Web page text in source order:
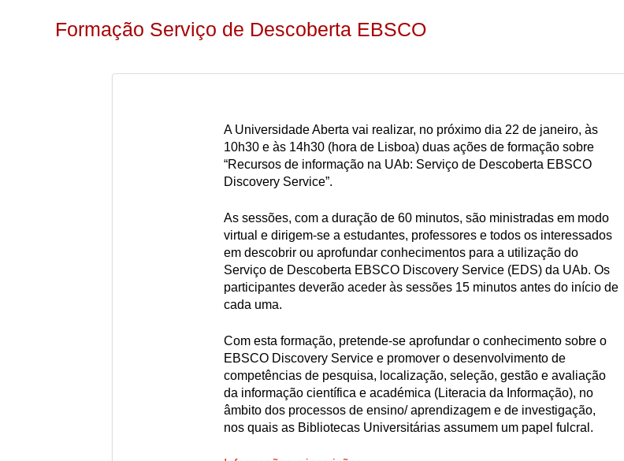
Formação Serviço de Descoberta EBSCO
A Universidade Aberta vai realizar, no próximo dia 22 de janeiro, às
10h30 e às 14h30 (hora de Lisboa) duas ações de formação sobre
“Recursos de informação na UAb: Serviço de Descoberta EBSCO
Discovery Service”.
As sessões, com a duração de 60 minutos, são ministradas em modo
virtual e dirigem-se a estudantes, professores e todos os interessados
em descobrir ou aprofundar conhecimentos para a utilização do
Serviço de Descoberta EBSCO Discovery Service (EDS) da UAb. Os
participantes deverão aceder às sessões 15 minutos antes do início de
cada uma.
Com esta formação, pretende-se aprofundar o conhecimento sobre o
EBSCO Discovery Service e promover o desenvolvimento de
competências de pesquisa, localização, seleção, gestão e avaliação
da informação científica e académica (Literacia da Informação), no
âmbito dos processos de ensino/ aprendizagem e de investigação,
nos quais as Bibliotecas Universitárias assumem um papel fulcral.